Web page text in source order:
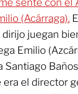
senté con el
(Acárraga).
juegan
Emilio
Santiago
era el director